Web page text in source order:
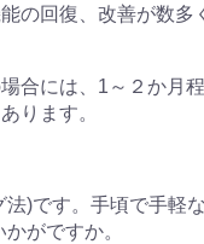
の回復、改善が数多
合には、1～２か月
ります。
)です。手頃で手軽
がですか。